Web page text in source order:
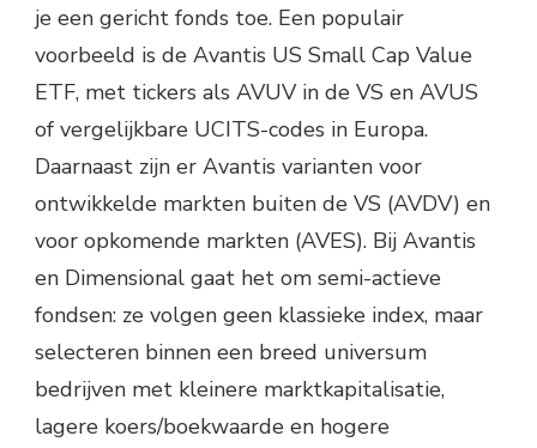
je een gericht fonds toe. Een populair
voorbeeld is de Avantis US Small Cap Value
ETF, met tickers als AVUV in de VS en AVUS
of vergelijkbare UCITS-codes in Europa.
Daarnaast zijn er Avantis varianten voor
ontwikkelde markten buiten de VS (AVDV) en
voor opkomende markten (AVES). Bij Avantis
en Dimensional gaat het om semi-actieve
fondsen: ze volgen geen klassieke index, maar
selecteren binnen een breed universum
bedrijven met kleinere marktkapitalisatie,
lagere koers/boekwaarde en hogere